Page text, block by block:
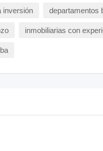
inversión departamentos
inmobiliarias con